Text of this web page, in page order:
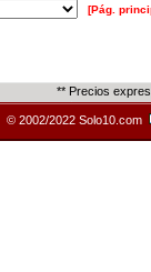
[Pág.
** Precios
© 2002/2022 Solo10.com